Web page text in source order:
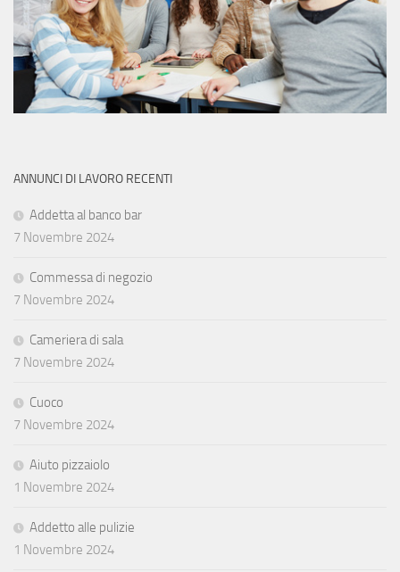
ANNUNCI DI LAVORO RECENTI
Addetta al banco bar
7 Novembre 2024
Commessa di negozio
7 Novembre 2024
Cameriera di sala
7 Novembre 2024
Cuoco
7 Novembre 2024
Aiuto pizzaiolo
1 Novembre 2024
Addetto alle pulizie
1 Novembre 2024